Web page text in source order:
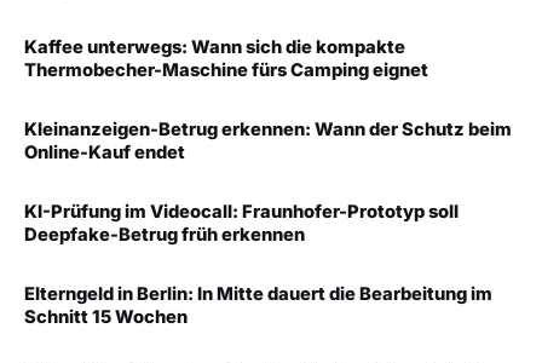
Kaffee unterwegs: Wann sich die kompakte
Thermobecher-Maschine fürs Camping eignet
Kleinanzeigen-Betrug erkennen: Wann der Schutz beim
Online-Kauf endet
KI-Prüfung im Videocall: Fraunhofer-Prototyp soll
Deepfake-Betrug früh erkennen
Elterngeld in Berlin: In Mitte dauert die Bearbeitung im
Schnitt 15 Wochen